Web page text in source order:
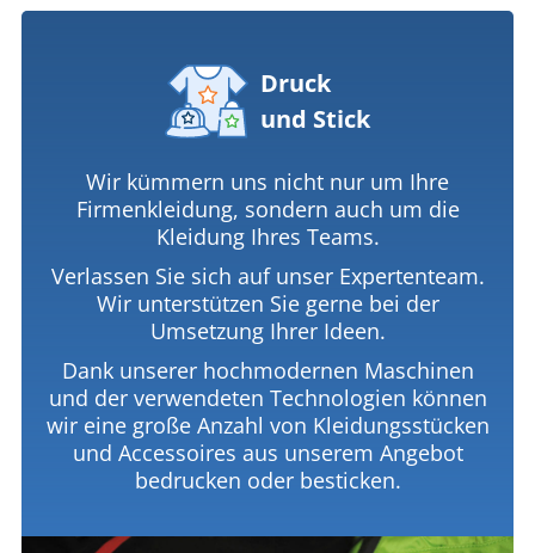
Druck
und Stick
Wir kümmern uns nicht nur um Ihre
Firmenkleidung, sondern auch um die
Kleidung Ihres Teams.
Verlassen Sie sich auf unser Expertenteam.
Wir unterstützen Sie gerne bei der
Umsetzung Ihrer Ideen.
Dank unserer hochmodernen Maschinen
und der verwendeten Technologien können
wir eine große Anzahl von Kleidungsstücken
und Accessoires aus unserem Angebot
bedrucken oder besticken.